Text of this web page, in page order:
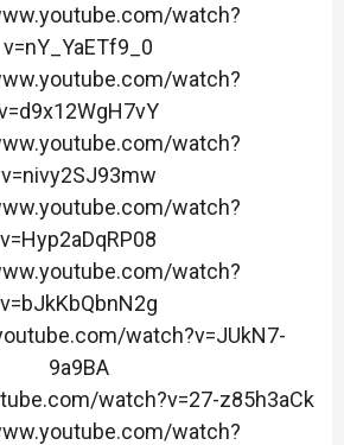
watch?
v=nY_YaETf9_0
watch?
watch?
v=nivy2SJ93mw
watch?
v=Hyp2aDqRP08
watch?
v=bJkKbQbnN2g
watch?v=JUkN7-
9a9BA
watch?v=27-z85h3aCk
watch?